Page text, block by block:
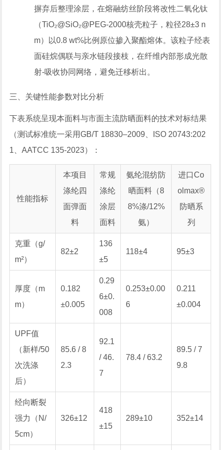
摒弃后整理涂层，在熔融纺丝阶段将改性二氧化钛
（TiO₂@SiO₂@PEG-2000核壳粒子，粒径28±3 n
m）以0.8 wt%比例原位掺入聚酯熔体。该粒子经表
面硅烷偶联与亲水链段接枝，在纤维内部形成光散
射-吸收协同网络，避免迁移析出。
三、关键性能参数对比分析
下表系统呈现本面料与市面主流防晒面料的技术对标结果
（测试标准统一采用GB/T 18830–2009、ISO 20743:202
1、AATCC 135-2023）：
性能指标
本项目
涤纶四
面弹面
料
常规
涤纶
涂层
面料
氨纶混纺防
晒面料（8
8%涤/12%
氨）
进口Co
olmax®
防晒系
列
克重（g/
m²）
82±2
136
±5
118±4 95±3
厚度（m
m）
0.182
±0.005
0.29
6±0.
008
0.253±0.00
6
0.211
±0.004
UPF值
（新样/50
次洗涤
后）
85.6 / 8
2.3
92.1
/ 46.
7
78.4 / 63.2
89.5 / 7
9.8
经向断裂
强力（N/
5cm）
326±12
418
±15
289±10 352±14